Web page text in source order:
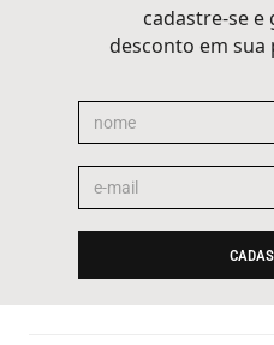
cadastre-se e
desconto em